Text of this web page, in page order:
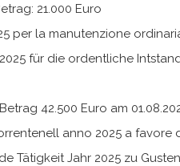
21.000 Euro
per la manutenzione
für die ordentliche
42.500 Euro am
anno 2025 a favore
Tätigkeit Jahr 2025 zu